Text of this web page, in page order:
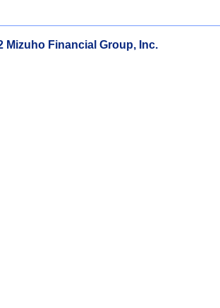
Mizuho Financial Group, Inc.